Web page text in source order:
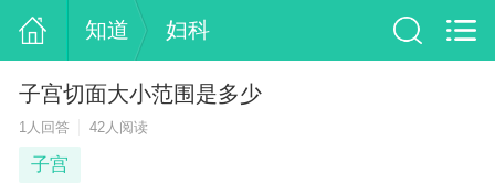
知道 妇科
子宫切面大小范围是多少
1人回答 42人阅读
子宫